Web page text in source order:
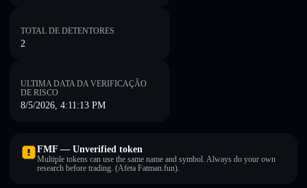
TOTAL DE DETENTORES
2
ULTIMA DATA DA VERIFICAÇÃO
DE RISCO
8/5/2026, 4:11:13 PM
FMF — Unverified token
Multiple tokens can use the same name and symbol. Always do your own
research before trading. (Afeta Fatman.fun).